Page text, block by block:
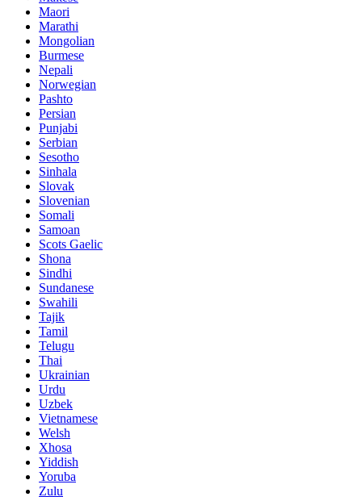
Maori
Marathi
Mongolian
Burmese
Nepali
Norwegian
Pashto
Persian
Punjabi
Serbian
Sesotho
Sinhala
Slovak
Slovenian
Somali
Samoan
Scots Gaelic
Shona
Sindhi
Sundanese
Swahili
Tajik
Tamil
Telugu
Thai
Ukrainian
Urdu
Uzbek
Vietnamese
Welsh
Xhosa
Yiddish
Yoruba
Zulu